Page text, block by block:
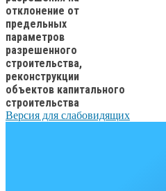
отклонение от
предельных
параметров
разрешенного
строительства,
реконструкции
объектов капитального
строительства
Версия для слабовидящих